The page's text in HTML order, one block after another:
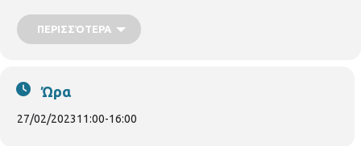
ΠΕΡΙΣΣΌΤΕΡΑ
Ώρα
27/02/202311:00-16:00